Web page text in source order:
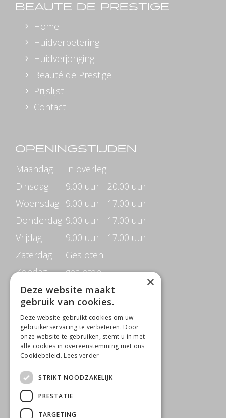
BEAUTE DE PRESTIGE
Home
Huidverbetering
Huidverjonging
Beauté de Prestige
Prijslijst
Contact
OPENINGSTIJDEN
Maandag
In overleg
Dinsdag
9.00 uur - 20.00 uur
Woensdag 9.00 uur - 17.00 uur
Donderdag 9.00 uur - 17.00 uur
Vrijdag
9.00 uur - 17.00 uur
Zaterdag
Gesloten
Zondag
gesloten
CONTACTGEGEVENS
Beauté de Prestige
Jacob Merlostraat 6B
5961 AB Horst
0642818650
Minfo@beautedeprestige.nl
×
Deze website maakt
gebruik van cookies.
Deze website gebruikt cookies om uw
gebruikerservaring te verbeteren. Door
onze website te gebruiken, stemt u in met
alle cookies in overeenstemming met ons
Cookiebeleid. Lees verder
STRIKT NOODZAKELIJK
PRESTATIE
TARGETING